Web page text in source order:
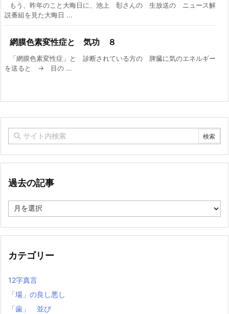
もう、昨年のこと大晦日に、池上 彰さんの 生放送の ニュース解
説番組を見た大晦日 ...
網膜色素変性症と 気功 ８
「網膜色素変性症」と 診断されている方の 脾臓に気のエネルギー
を送ると → 目の ...
過去の記事
去
記
カテゴリー
12字真言
「場」の良し悪し
「歯」 並び